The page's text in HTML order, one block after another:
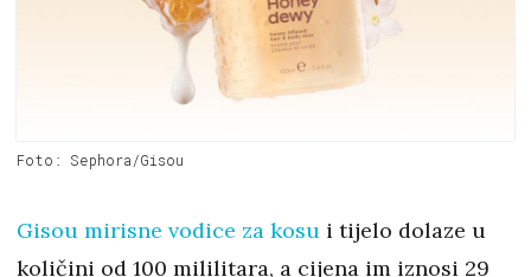
Foto: Sephora/Gisou
Gisou mirisne vodice za kosu i tijelo dolaze u
količini od 100 mililitara, a cijena im iznosi 29